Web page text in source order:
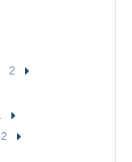
2
2